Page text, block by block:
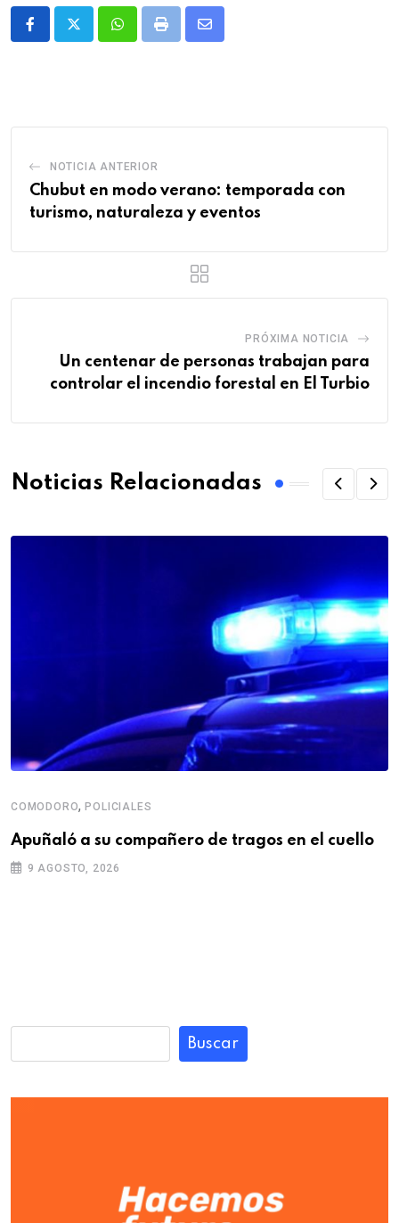
WhatsappPrint
Share
NOTICIA ANTERIOR
Chubut en modo verano: temporada con
turismo, naturaleza y eventos
PRÓXIMA NOTICIA
Un centenar de personas trabajan para
controlar el incendio forestal en El Turbio
Noticias Relacionadas
COMODORO,POLICIALES
Apuñaló a su compañero de tragos en el cuello
9 AGOSTO, 2026
Buscar